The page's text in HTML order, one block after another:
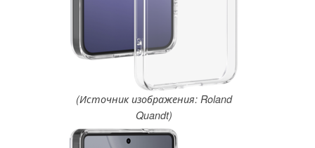
(Источник изображения: Roland
Quandt)